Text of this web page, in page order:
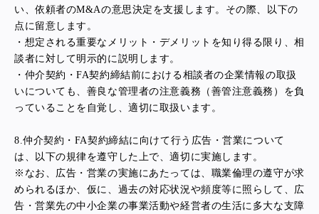
い、依頼者のM&Aの意思決定を支援します。その際、以下の
点に留意します。
・ 想定される重要なメリット・デメリットを知り得る限り、相
談者に対して明示的に説明します。
・仲介契約・FA契約締結前における相談者の企業情報の取扱
いについても、善良な管理者の注意義務（善管注意義務）を負
っていることを自覚し、適切に取扱います。
8.仲介契約・FA契約締結に向けて行う広告・営業について
は、以下の規律を遵守した上で、適切に実施します。
※ なお、広告・営業の実施にあたっては、職業倫理の遵守が求
められるほか、仮に、過去の対応状況や頻度等に照らして、広
告・営業先の中小企業の事業活動や経営者の生活に多大な支障